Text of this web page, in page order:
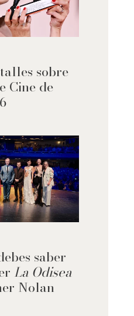
sobre
Cine de
saber
La Odisea
Nolan